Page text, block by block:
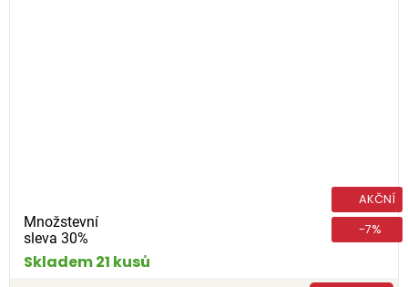
Množstevní
sleva 30%
AKČNÍ
-7%
Skladem 21 kusů